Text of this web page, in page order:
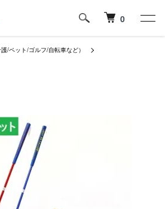
0
/ペット/ゴルフ/自転車など）